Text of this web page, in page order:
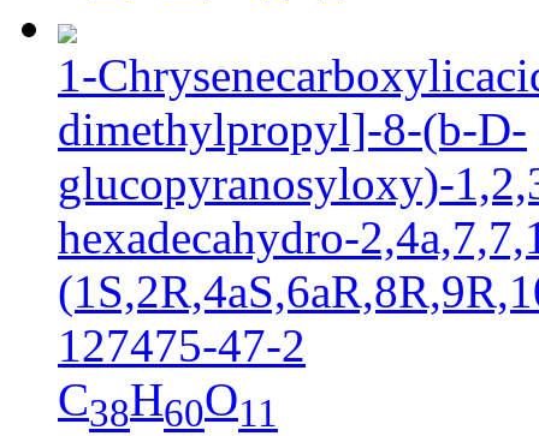
1-
dimethylpropyl]-8-(b-D-
glucopyranosyloxy)-
hexadecahydro-
127475-47-2
C38H60O11